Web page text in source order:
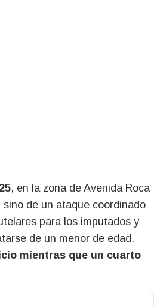
, en la zona de Avenida Roca
de un ataque coordinado
para los imputados y
de un menor de edad.
mientras que un cuarto